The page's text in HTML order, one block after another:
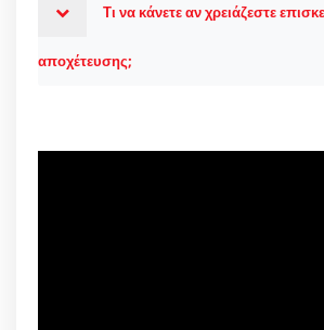
Τι να κάνετε αν χρειάζεστε
αποχέτευσης;